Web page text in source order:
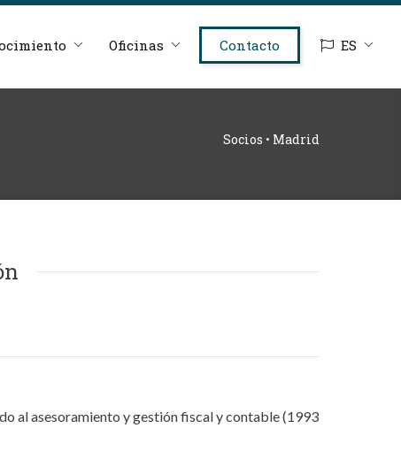
Oficinas Contacto ES
Socios • Madrid
al asesoramiento y gestión fiscal y contable (1993